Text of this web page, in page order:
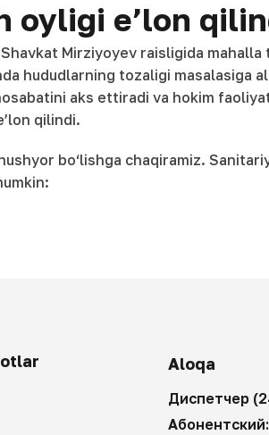
oyligi e’lon
Mirziyoyev raisligida
hududlarning tozaligi masalasiga
aks ettiradi va hokim
qilindi.
bo‘lishga chaqiramiz.
Aloqa
Диспетчер
Абонентский: